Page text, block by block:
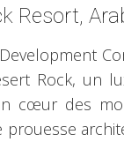
Resort,
Rock, un
cœur des
prouesse